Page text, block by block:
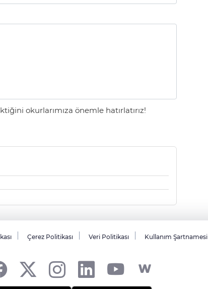
okurlarımıza önemle hatırlatırız!
Çerez Politikası Veri Politikası Kullanım Şartnamesi